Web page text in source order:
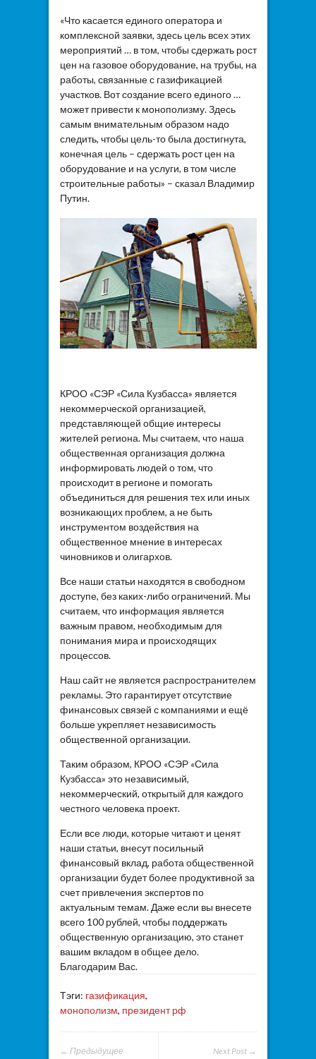
«Что касается единого оператора и
комплексной заявки, здесь цель всех этих
мероприятий … в том, чтобы сдержать рост
цен на газовое оборудование, на трубы, на
работы, связанные с газификацией
участков. Вот создание всего единого …
может привести к монополизму. Здесь
самым внимательным образом надо
следить, чтобы цель-то была достигнута,
конечная цель – сдержать рост цен на
оборудование и на услуги, в том числе
строительные работы» – сказал Владимир
Путин.
КРОО «СЭР «Сила Кузбасса» является
некоммерческой организацией,
представляющей общие интересы
жителей региона. Мы считаем, что наша
общественная организация должна
информировать людей о том, что
происходит в регионе и помогать
объединиться для решения тех или иных
возникающих проблем, а не быть
инструментом воздействия на
общественное мнение в интересах
чиновников и олигархов.
Все наши статьи находятся в свободном
доступе, без каких-либо ограничений. Мы
считаем, что информация является
важным правом, необходимым для
понимания мира и происходящих
процессов.
Наш сайт не является распространителем
рекламы. Это гарантирует отсутствие
финансовых связей с компаниями и ещё
больше укрепляет независимость
общественной организации.
Таким образом, КРОО «СЭР «Сила
Кузбасса» это независимый,
некоммерческий, открытый для каждого
честного человека проект.
Если все люди, которые читают и ценят
наши статьи, внесут посильный
финансовый вклад, работа общественной
организации будет более продуктивной за
счет привлечения экспертов по
актуальным темам. Даже если вы внесете
всего 100 рублей, чтобы поддержать
общественную организацию, это станет
вашим вкладом в общее дело.
Благодарим Вас.
Тэги: газификация,
монополизм, президент рф
Next Post →
← Предыдущее